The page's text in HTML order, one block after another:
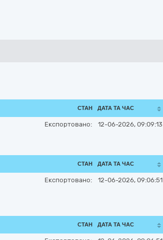
СТАН ДАТА ТА ЧАС
Експортовано: 12-06-2026, 09:09:13
СТАН ДАТА ТА ЧАС
Експортовано: 12-06-2026, 09:06:51
СТАН ДАТА ТА ЧАС